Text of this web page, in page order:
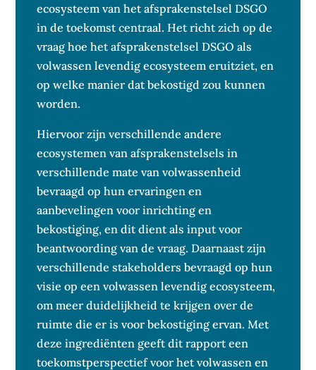
ecosysteem van het afsprakenstelsel DSGO
in de toekomst centraal. Het richt zich op de
vraag hoe het afsprakenstelsel DSGO als
volwassen levendig ecosysteem eruitziet, en
op welke manier dat bekostigd zou kunnen
worden.
Hiervoor zijn verschillende andere
ecosystemen van afsprakenstelsels in
verschillende mate van volwassenheid
bevraagd op hun ervaringen en
aanbevelingen voor inrichting en
bekostiging, en dit dient als input voor
beantwoording van de vraag. Daarnaast zijn
verschillende stakeholders bevraagd op hun
visie op een volwassen levendig ecosysteem,
om meer duidelijkheid te krijgen over de
ruimte die er is voor bekostiging ervan. Met
deze ingrediënten geeft dit rapport een
toekomstperspectief voor het volwassen en